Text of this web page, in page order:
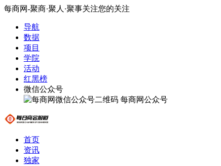
每商网-聚商·聚人·聚事关注您的关注
导航
数据
项目
学院
活动
红黑榜
微信公众号
每商网公众号
首页
资讯
独家